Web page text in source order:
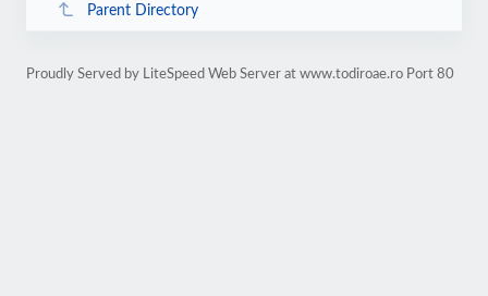
Parent Directory
Proudly Served by LiteSpeed Web Server at www.todiroae.ro Port 80